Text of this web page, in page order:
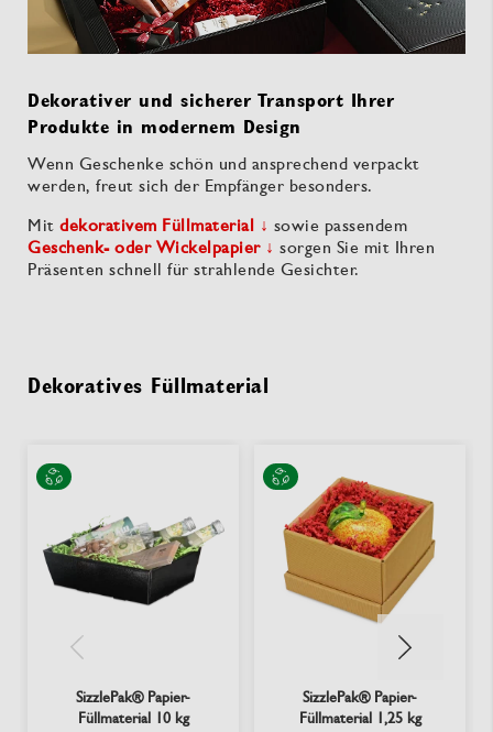
Dekorativer und sicherer Transport Ihrer
Produkte in modernem Design
Wenn Geschenke schön und ansprechend verpackt
werden, freut sich der Empfänger besonders.
Mit dekorativem Füllmaterial ↓ sowie passendem
Geschenk- oder Wickelpapier ↓ sorgen Sie mit Ihren
Präsenten schnell für strahlende Gesichter.
Dekoratives Füllmaterial
SizzlePak® Papier-
Füllmaterial 10 kg
SizzlePak® Papier-
Füllmaterial 1,25 kg